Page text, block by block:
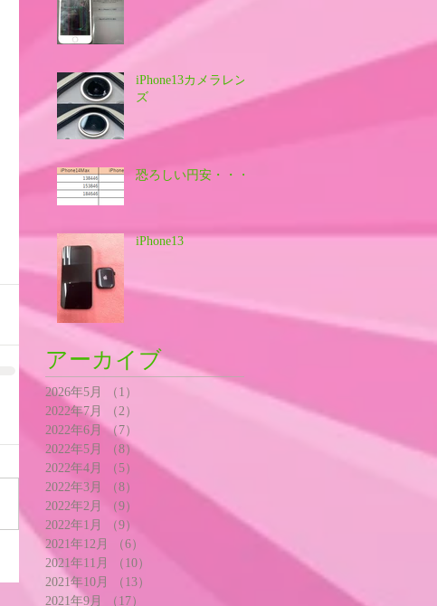
iPhone13カメラレン
ズ
恐ろしい円安・・・
iPhone13
アーカイブ
2026年5月 （1）
2022年7月
（2）
2022年6月 （7）
2022年5月
（8）8件の記事
2022年4月
（5）
5件の記事
2022年3月
（8）
8件の記事
2022年2月
（9）
2022年1月
（9）
2021年12月
（6）
2021年11月
（10）
2021年10月
（13）
2021年9月
（17）